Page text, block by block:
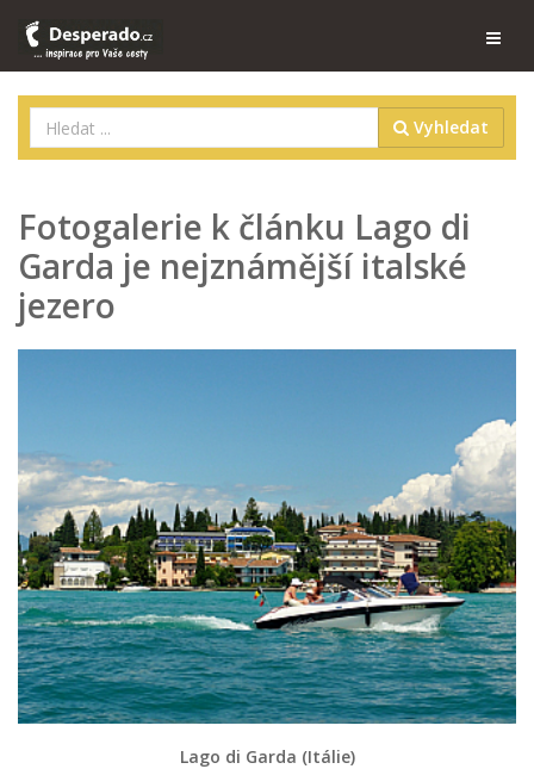
Vyhledat
Fotogalerie k článku Lago di
Garda je nejznámější italské
jezero
Lago di Garda (Itálie)